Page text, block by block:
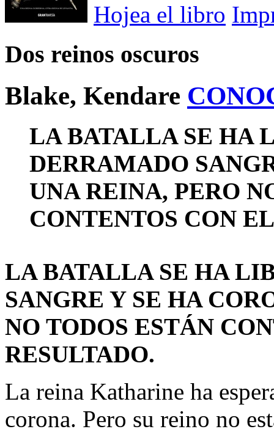
Hojea el libro
Dos reinos oscuros
Blake, Kendare
LA BATALLA SE HA
DERRAMADO
UNA REINA, PERO
CONTENTOS CON
LA BATALLA SE HA
SANGRE Y SE HA
NO TODOS ESTÁN
RESULTADO.
La reina Katharine ha
corona. Pero su reino no